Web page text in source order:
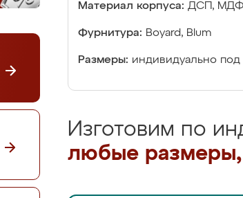
Материал корпуса: ДСП, МДФ
Фурнитура: Boyard, Blum
Размеры: индивидуально под
Изготовим по
любые размеры,